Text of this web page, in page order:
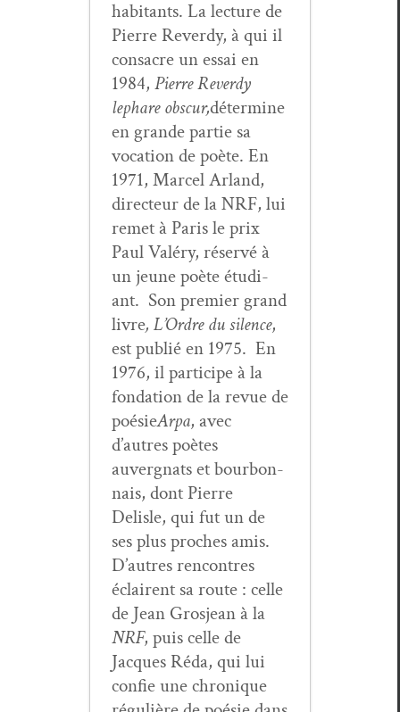
habi­tants. La lec­ture de
Pierre Reverdy, à qui il
con­sacre un essai en
1984, Pierre Reverdy
lephare obscur,déter­mine
en grande par­tie sa
voca­tion de poète. En
1971, Mar­cel Arland,
directeur de la NRF, lui
remet à Paris le prix
Paul Valéry, réservé à
un jeune poète étu­di­
ant. Son pre­mier grand
livre, L’Ordre du silence,
est pub­lié en 1975. En
1976, il par­ticipe à la
fon­da­tion de la revue de
poésieArpa, avec
d’autres poètes
auvergnats et bour­bon­
nais, dont Pierre
Delisle, qui fut un de
ses plus proches amis.
D’autres ren­con­tres
éclairent sa route : celle
de Jean Gros­jean à la
NRF, puis celle de
Jacques Réda, qui lui
con­fie une chronique